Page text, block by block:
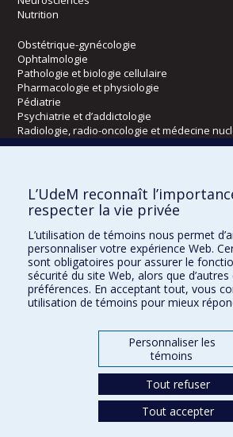
Nutrition
Obstétrique-gynécologie
Ophtalmologie
Pathologie et biologie cellulaire
Pharmacologie et physiologie
Pédiatrie
Psychiatrie et d’addictologie
Radiologie, radio-oncologie et médecine
Écoles
Kinésiologie et des sciences de l’activité
Orthophonie et audiologie
Réadaptation
Directions
DPC
CPASS
L’UdeM reconnaît
respecter la vie privée
L’utilisation de témoins nous permet
personnaliser votre expérience Web.
sont obligatoires pour assurer le
sécurité du site Web, alors que
préférences. En acceptant tout, vous
utilisation de témoins pour mieux
Personnaliser les
témoins
Tout refuser
Tout accepter